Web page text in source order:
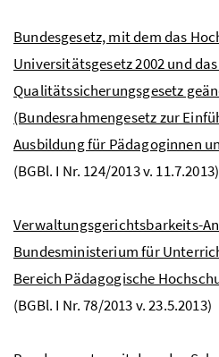
Bundesgesetz, mit dem das
Universitätsgesetz 2002 und
Qualitätssicherungsgesetz
(Bundesrahmengesetz zur
Ausbildung für Pädagoginnen
(BGBl. I Nr. 124/2013 v. 11.7.2013)
Verwaltungsgerichtsbarkeits-
Bundesministerium für
Bereich Pädagogische
(BGBl. I Nr. 78/2013 v. 23.5.2013)